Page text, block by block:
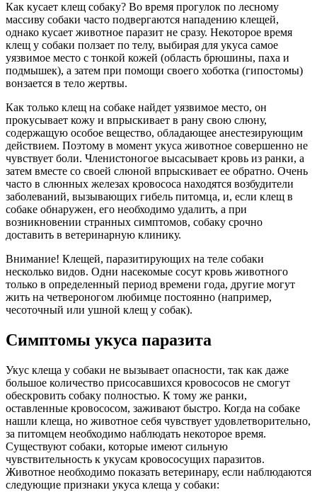
Как кусает клещ собаку? Во время прогулок по лесному
массиву собаки часто подвергаются нападению клещей,
однако кусает животное паразит не сразу. Некоторое время
клещ у собаки ползает по телу, выбирая для укуса самое
уязвимое место с тонкой кожей (область брюшины, паха и
подмышек), а затем при помощи своего хоботка (гипостомы)
вонзается в тело жертвы.
Как только клещ на собаке найдет уязвимое место, он
прокусывает кожу и впрыскивает в рану свою слюну,
содержащую особое вещество, обладающее анестезирующим
действием. Поэтому в момент укуса животное совершенно не
чувствует боли. Членистоногое высасывает кровь из ранки, а
затем вместе со своей слюной впрыскивает ее обратно. Очень
часто в слюнных железах кровососа находятся возбудители
заболеваний, вызывающих гибель питомца, и, если клещ в
собаке обнаружен, его необходимо удалить, а при
возникновении странных симптомов, собаку срочно
доставить в ветеринарную клинику.
Внимание! Клещей, паразитирующих на теле собаки
несколько видов. Одни насекомые сосут кровь животного
только в определенный период времени года, другие могут
жить на четвероногом любимце постоянно (например,
чесоточный или ушной клещ у собак).
Симптомы укуса паразита
Укус клеща у собаки не вызывает опасности, так как даже
большое количество присосавшихся кровососов не смогут
обескровить собаку полностью. К тому же ранки,
оставленные кровососом, заживают быстро. Когда на собаке
нашли клеща, но животное себя чувствует удовлетворительно,
за питомцем необходимо наблюдать некоторое время.
Существуют собаки, которые имеют сильную
чувствительность к укусам кровососущих паразитов.
Животное необходимо показать ветеринару, если наблюдаются
следующие признаки укуса клеща у собаки: